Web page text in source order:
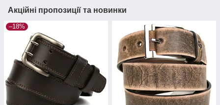
Акційні пропозиції та новинки
–18%